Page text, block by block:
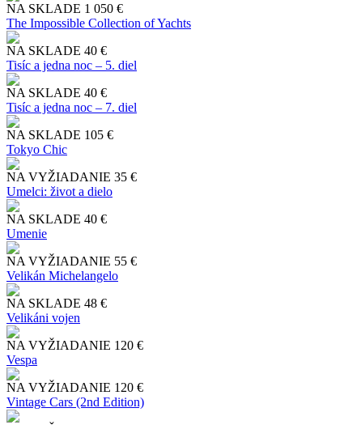
NA SKLADE 1 050 €
The Impossible Collection of Yachts
NA SKLADE 40 €
Tisíc a jedna noc – 5. diel
NA SKLADE 40 €
Tisíc a jedna noc – 7. diel
NA SKLADE 105 €
Tokyo Chic
NA VYŽIADANIE 35 €
Umelci: život a dielo
NA SKLADE 40 €
Umenie
NA VYŽIADANIE 55 €
Velikán Michelangelo
NA SKLADE 48 €
Velikáni vojen
NA VYŽIADANIE 120 €
Vespa
NA VYŽIADANIE 120 €
Vintage Cars (2nd Edition)